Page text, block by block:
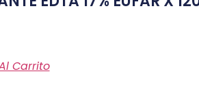
Carrito